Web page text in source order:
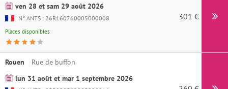
ven 28 et sam 29 août 2026
N° ANTS : 26R160760005000008
Places disponibles
301 €
Rouen
Rue de buffon
lun 31 août et mar 1 septembre 2026